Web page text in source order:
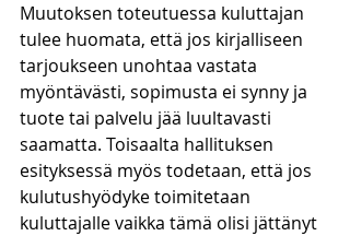
Muutoksen toteutuessa kuluttajan
tulee huomata, että jos kirjalliseen
tarjoukseen unohtaa vastata
myöntävästi, sopimusta ei synny ja
tuote tai palvelu jää luultavasti
saamatta. Toisaalta hallituksen
esityksessä myös todetaan, että jos
kulutushyödyke toimitetaan
kuluttajalle vaikka tämä olisi jättänyt